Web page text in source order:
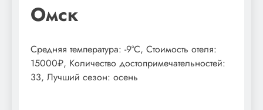
Омск
Средняя температура: -9°C, Стоимость отеля:
15000₽, Количество достопримечательностей:
33, Лучший сезон: осень